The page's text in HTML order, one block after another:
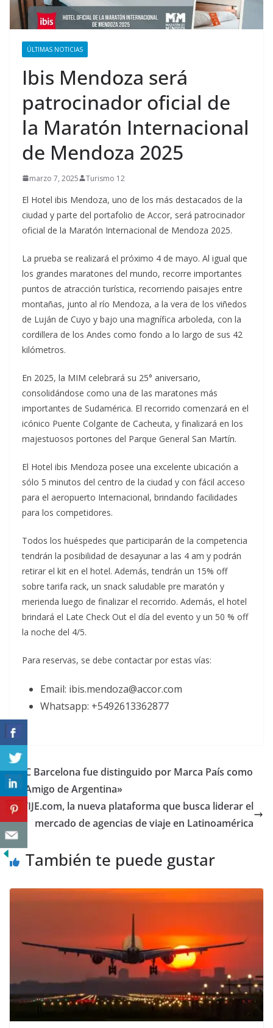
ÚLTIMAS NOTICIAS
Ibis Mendoza será
patrocinador oficial de
la Maratón Internacional
de Mendoza 2025
marzo 7, 2025 Turismo 12
El Hotel ibis Mendoza, uno de los más destacados de la
ciudad y parte del portafolio de Accor, será patrocinador
oficial de la Maratón Internacional de Mendoza 2025.
La prueba se realizará el próximo 4 de mayo. Al igual que
los grandes maratones del mundo, recorre importantes
puntos de atracción turística, recorriendo paisajes entre
montañas, junto al río Mendoza, a la vera de los viñedos
de Luján de Cuyo y bajo una magnífica arboleda, con la
cordillera de los Andes como fondo a lo largo de sus 42
kilómetros.
En 2025, la MIM celebrará su 25° aniversario,
consolidándose como una de las maratones más
importantes de Sudamérica. El recorrido comenzará en el
icónico Puente Colgante de Cacheuta, y finalizará en los
majestuosos portones del Parque General San Martín.
El Hotel ibis Mendoza posee una excelente ubicación a
sólo 5 minutos del centro de la ciudad y con fácil acceso
para el aeropuerto Internacional, brindando facilidades
para los competidores.
Todos los huéspedes que participarán de la competencia
tendrán la posibilidad de desayunar a las 4 am y podrán
retirar el kit en el hotel. Además, tendrán un 15% off
sobre tarifa rack, un snack saludable pre maratón y
merienda luego de finalizar el recorrido. Además, el hotel
brindará el Late Check Out el día del evento y un 50 % off
la noche del 4/5.
Para reservas, se debe contactar por estas vías:
Email: ibis.mendoza@accor.com
Whatsapp: +5492613362877
FC Barcelona fue distinguido por Marca País como
«Amigo de Argentina»
TIJE.com, la nueva plataforma que busca liderar el
mercado de agencias de viaje en Latinoamérica
También te puede gustar